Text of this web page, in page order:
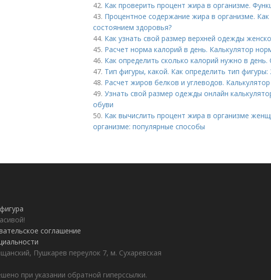
42. Как проверить процент жира в организме.
43. Процентное содержание жира в организме.
состоянием здоровья?
44. Как узнать свой размер верхней одежды
45. Расчет норма калорий в день. Калькулятор
46. Как определить сколько калорий нужно в
47. Тип фигуры, какой. Как определить тип
48. Расчет жиров белков и углеводов.
49. Узнать свой размер одежды онлайн
обуви
50. Как вычислить процент жира в организме
организме: популярные способы
соглашение
Пушкарев переулок 7, м. Сухаревская
при указании обратной гиперссылки.